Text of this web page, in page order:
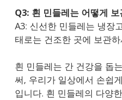
Q3: 흰 민들레는 어떻게 보
A3: 신선한 민들레는 냉장
태로는 건조한 곳에 보관
흰 민들레는 간 건강을 돕
써, 우리가 일상에서 손쉽
입니다. 흰 민들레의 다양